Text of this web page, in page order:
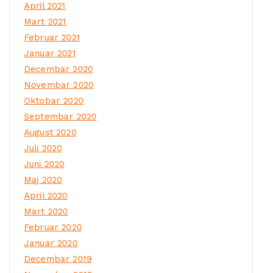
April 2021
Mart 2021
Februar 2021
Januar 2021
Decembar 2020
Novembar 2020
Oktobar 2020
Septembar 2020
August 2020
Juli 2020
Juni 2020
Maj 2020
April 2020
Mart 2020
Februar 2020
Januar 2020
Decembar 2019